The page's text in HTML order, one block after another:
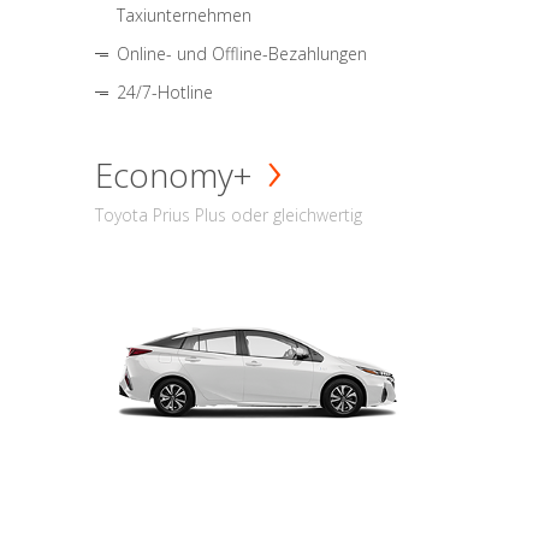
Taxiunternehmen
Online- und Offline-Bezahlungen
24/7-Hotline
Economy+
Toyota Prius Plus oder gleichwertig